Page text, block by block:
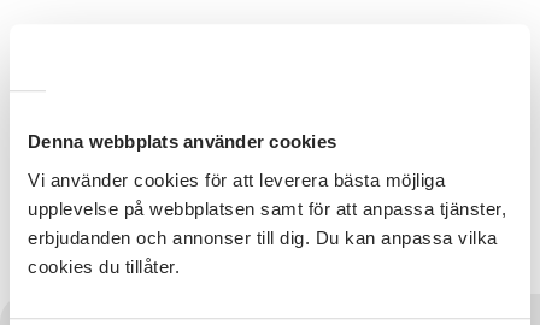
Denna webbplats använder cookies
Vi använder cookies för att leverera bästa möjliga
upplevelse på webbplatsen samt för att anpassa tjänster,
erbjudanden och annonser till dig. Du kan anpassa vilka
cookies du tillåter.
planeras också en kort exkursion till fornlämningar i
arkeologi, och all grävningsutrustning finns tillhanda
på utgrävningsplatsen.
Läs mer och anmäl dig här: Arkeologisk
undersökning